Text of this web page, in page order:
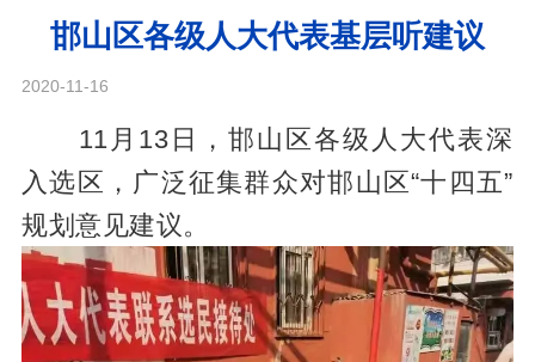
邯山区各级人大代表基层听建议
2020-11-16
11月13日，邯山区各级人大代表深
入选区，广泛征集群众对邯山区“十四五”
规划意见建议。